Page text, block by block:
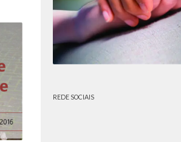
REDE SOCIAIS